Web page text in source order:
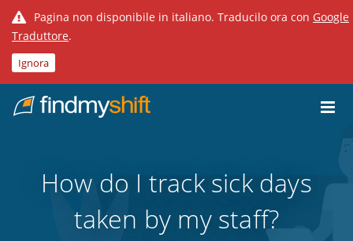
Pagina non disponibile in italiano. Traducilo ora con Google
Traduttore.
Ignora
Home
How do I track sick days
taken by my staff?